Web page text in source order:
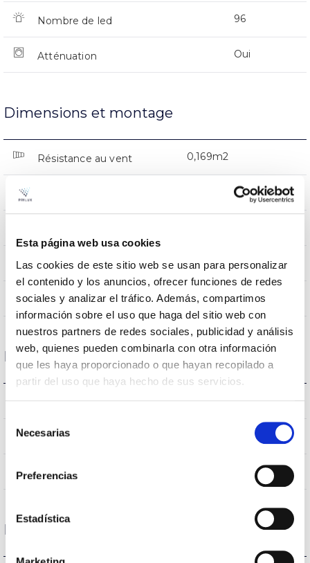
Esta página web usa cookies
Las cookies de este sitio web se usan para personalizar
el contenido y los anuncios, ofrecer funciones de redes
sociales y analizar el tráfico. Además, compartimos
información sobre el uso que haga del sitio web con
nuestros partners de redes sociales, publicidad y análisis
web, quienes pueden combinarla con otra información
que les haya proporcionado o que hayan recopilado a
partir del uso que haya hecho de sus servicios.
Necesarias
Preferencias
Estadística
Nombre de led 96
Atténuation Oui
Dimensions et montage
Résistance au vent 0,169m2
Empalmable Non
Éclairage Directa
Données optiques
CRI Indice de rendu des couleurs >70
Optique AEXL0M
Logement et finition